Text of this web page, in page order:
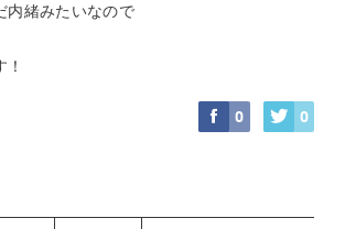
内緒みたいなので
0 0